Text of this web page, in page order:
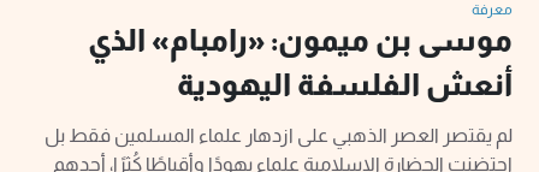
معرفة
موسى بن ميمون: «رامبام» الذي
أنعش الفلسفة اليهودية
لم يقتصر العصر الذهبي على ازدهار علماء المسلمين فقط بل
احتضنت الحضارة الإسلامية علماء يهودًا وأقباطًا كُثرًا، أحدهم